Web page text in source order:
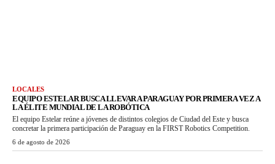
LOCALES
EQUIPO ESTELAR BUSCA LLEVAR A PARAGUAY POR PRIMERA VEZ A
LA ÉLITE MUNDIAL DE LA ROBÓTICA
El equipo Estelar reúne a jóvenes de distintos colegios de Ciudad del Este y busca
concretar la primera participación de Paraguay en la FIRST Robotics Competition.
6 de agosto de 2026